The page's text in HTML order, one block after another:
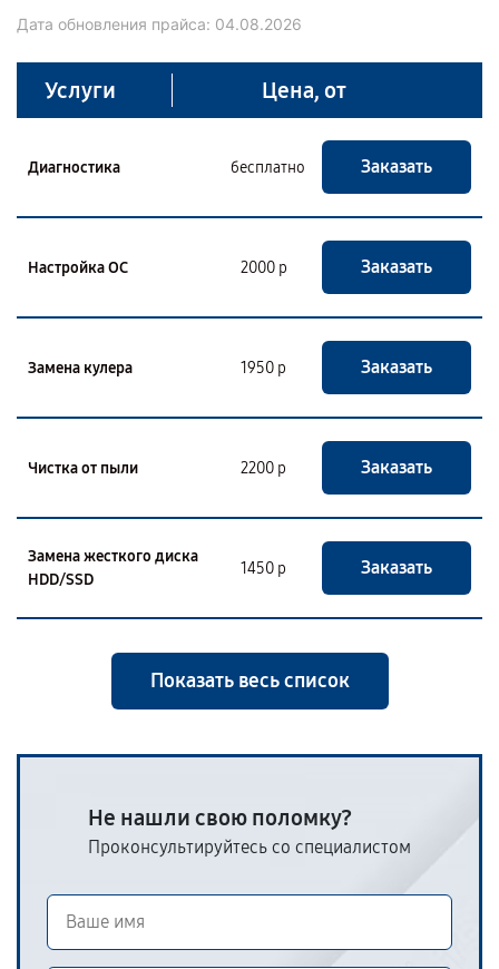
Дата обновления прайса: 04.08.2026
Услуги Цена, от
Диагностика бесплатно Заказать
Настройка ОС 2000 р Заказать
Замена кулера 1950 р Заказать
Чистка от пыли 2200 р Заказать
Замена жесткого диска
HDD/SSD
1450 р Заказать
Показать весь список
Не нашли свою поломку?
Проконсультируйтесь со специалистом